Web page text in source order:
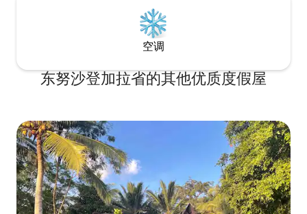
空调
东努沙登加拉省的其他优质度假屋